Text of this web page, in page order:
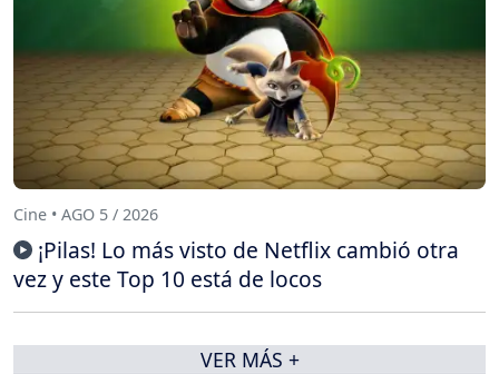
Cine • AGO 5 / 2026
¡Pilas! Lo más visto de Netflix cambió otra
vez y este Top 10 está de locos
VER MÁS +